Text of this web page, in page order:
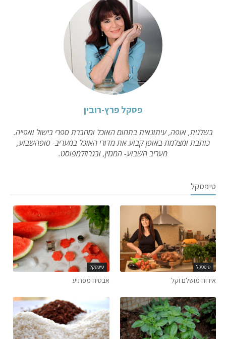
פסקל פרץ-רובין
בשלנית, אופה, עיתונאית בתחום האוכל ומחברת ספרי בישול ואפייה.
כותבת ומצלמת באופן קבוע את מדורי האוכל במעריב- סופהשבוע,
מעריב השבוע- המגזין, ובגרוזלמפוסט.
טיפסקל
טיפסקל
אירוח מושלם וקל
טיפסקל
אבטיח מפתיע